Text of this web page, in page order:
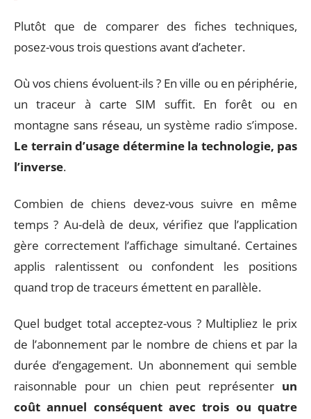
Plutôt que de comparer des fiches techniques,
posez-vous trois questions avant d’acheter.
Où vos chiens évoluent-ils ? En ville ou en périphérie,
un traceur à carte SIM suffit. En forêt ou en
montagne sans réseau, un système radio s’impose.
Le terrain d’usage détermine la technologie, pas
l’inverse.
Combien de chiens devez-vous suivre en même
temps ? Au-delà de deux, vérifiez que l’application
gère correctement l’affichage simultané. Certaines
applis ralentissent ou confondent les positions
quand trop de traceurs émettent en parallèle.
Quel budget total acceptez-vous ? Multipliez le prix
de l’abonnement par le nombre de chiens et par la
durée d’engagement. Un abonnement qui semble
raisonnable pour un chien peut représenter un
coût annuel conséquent avec trois ou quatre